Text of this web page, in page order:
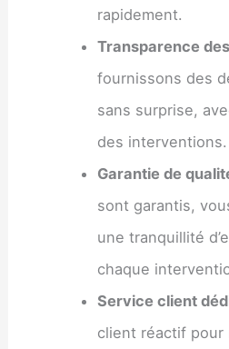
rapidement.
Transparence
fournissons des
sans surprise,
des interventions.
Garantie de
sont garantis,
une tranquillité
chaque
Service client
client réactif pour